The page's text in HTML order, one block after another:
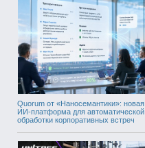
Quorum от «Наносемантики»: новая
ИИ-платформа для автоматической
обработки корпоративных встреч